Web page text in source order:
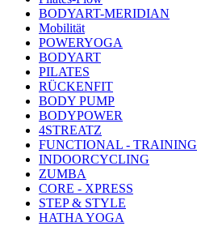
BODYART-MERIDIAN
Mobilität
POWERYOGA
BODYART
PILATES
RÜCKENFIT
BODY PUMP
BODYPOWER
4STREATZ
FUNCTIONAL - TRAINING
INDOORCYCLING
ZUMBA
CORE - XPRESS
STEP & STYLE
HATHA YOGA